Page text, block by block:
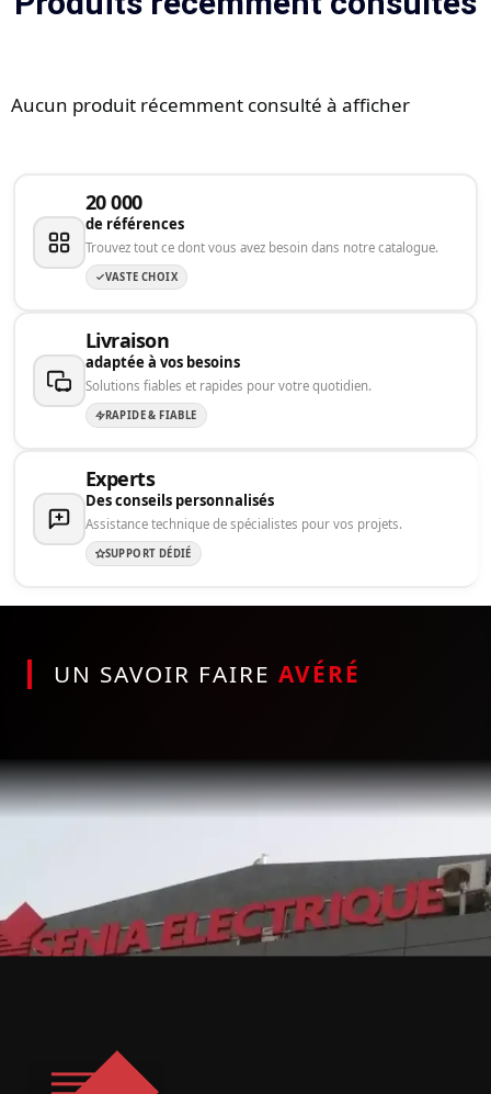
Aucun produit récemment consulté à afficher
20 000
de références
Trouvez tout ce dont vous avez besoin dans notre catalogue.
VASTE CHOIX
Livraison
adaptée à vos besoins
Solutions fiables et rapides pour votre quotidien.
RAPIDE & FIABLE
Experts
Des conseils personnalisés
Assistance technique de spécialistes pour vos projets.
SUPPORT DÉDIÉ
UN SAVOIR FAIRE AVÉRÉ